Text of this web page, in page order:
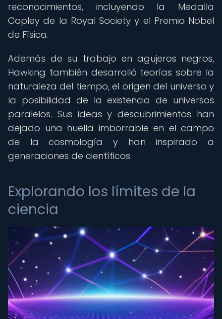
reconocimientos, incluyendo la Medalla
Copley de la Royal Society y el Premio Nobel
de Física.
Además de su trabajo en agujeros negros,
Hawking también desarrolló teorías sobre la
naturaleza del tiempo, el origen del universo y
la posibilidad de la existencia de universos
paralelos. Sus ideas y descubrimientos han
dejado una huella imborrable en el campo
de la cosmología y han inspirado a
generaciones de científicos.
Explorando los límites de la
ciencia